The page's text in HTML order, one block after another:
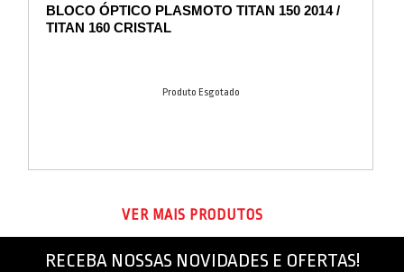
BLOCO ÓPTICO PLASMOTO TITAN 150 2014 /
TITAN 160 CRISTAL
Produto Esgotado
VER MAIS PRODUTOS
RECEBA NOSSAS NOVIDADES E OFERTAS!